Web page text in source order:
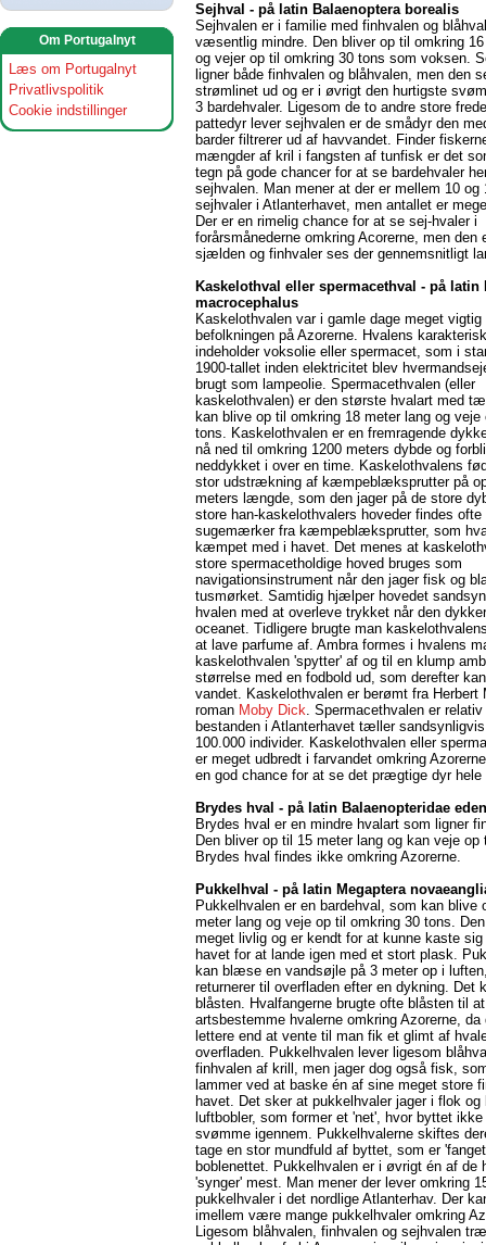
Om Portugalnyt
Læs om Portugalnyt
Privatlivspolitik
Cookie indstillinger
Sejhval - på latin Balaenoptera borealis
Sejhvalen er i familie med finhvalen og
væsentlig mindre. Den bliver op til omkring
og vejer op til omkring 30 tons som voksen.
ligner både finhvalen og blåhvalen, men den
strømlinet ud og er i øvrigt den hurtigste
3 bardehvaler. Ligesom de to andre store
pattedyr lever sejhvalen er de smådyr den
barder filtrerer ud af havvandet. Finder
mængder af kril i fangsten af tunfisk er det
tegn på gode chancer for at se bardehvaler
sejhvalen. Man mener at der er mellem 10 og
sejhvaler i Atlanterhavet, men antallet er
Der er en rimelig chance for at se sej-hvaler i
forårsmånederne omkring Acorerne, men den
sjælden og finhvaler ses der gennemsnitligt
Kaskelothval eller spermacethval - på latin
macrocephalus
Kaskelothvalen var i gamle dage meget vigtig
befolkningen på Azorerne. Hvalens
indeholder voksolie eller spermacet, som i
1900-tallet inden elektricitet blev
brugt som lampeolie. Spermacethvalen (eller
kaskelothvalen) er den største hvalart med
kan blive op til omkring 18 meter lang og veje
tons. Kaskelothvalen er en fremragende
nå ned til omkring 1200 meters dybde og
neddykket i over en time. Kaskelothvalens
stor udstrækning af kæmpeblæksprutter på
meters længde, som den jager på de store
store han-kaskelothvalers hoveder findes ofte
sugemærker fra kæmpeblæksprutter, som
kæmpet med i havet. Det menes at
store spermacetholdige hoved bruges som
navigationsinstrument når den jager fisk og
tusmørket. Samtidig hjælper hovedet
hvalen med at overleve trykket når den
oceanet. Tidligere brugte man
at lave parfume af. Ambra formes i hvalens
kaskelothvalen 'spytter' af og til en klump
størrelse med en fodbold ud, som derefter
vandet. Kaskelothvalen er berømt fra Herbert
roman Moby Dick. Spermacethvalen er
bestanden i Atlanterhavet tæller
100.000 individer. Kaskelothvalen eller
er meget udbredt i farvandet omkring
en god chance for at se det prægtige dyr hele
Brydes hval - på latin Balaenopteridae
Brydes hval er en mindre hvalart som ligner
Den bliver op til 15 meter lang og kan veje op
Brydes hval findes ikke omkring Azorerne.
Pukkelhval - på latin Megaptera
Pukkelhvalen er en bardehval, som kan blive
meter lang og veje op til omkring 30 tons.
meget livlig og er kendt for at kunne kaste sig
havet for at lande igen med et stort plask.
kan blæse en vandsøjle på 3 meter op i
returnerer til overfladen efter en dykning. Det
blåsten. Hvalfangerne brugte ofte blåsten til at
artsbestemme hvalerne omkring Azorerne, da
lettere end at vente til man fik et glimt af
overfladen. Pukkelhvalen lever ligesom
finhvalen af krill, men jager dog også fisk,
lammer ved at baske én af sine meget store
havet. Det sker at pukkelhvaler jager i flok
luftbobler, som former et 'net', hvor byttet
svømme igennem. Pukkelhvalerne skiftes
tage en stor mundfuld af byttet, som er
boblenettet. Pukkelhvalen er i øvrigt én af de
'synger' mest. Man mener der lever omkring
pukkelhvaler i det nordlige Atlanterhav. Der
imellem være mange pukkelhvaler omkring
Ligesom blåhvalen, finhvalen og sejhvalen